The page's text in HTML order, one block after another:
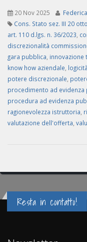
20 Nov 2025
Cons. Stato sez. III 20
art. 110 d.lgs. n. 36/2023
discrezionalità
gara pubblica innovazione
know how aziendale logicità
potere discrezionale
procedimento ad evidenza
procedura ad evidenza
ragionevolezza istruttoria
valutazione dell'offerta
Resta in contatto!